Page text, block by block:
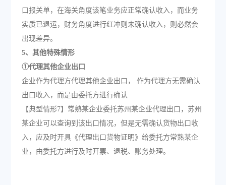
口报关单，在海关角度该笔业务应正常确认收入，而业务
实质已退运，财务角度进行红冲则未确认收入，则必然会
出现差异。
5、其他特殊情形
①代理其他企业出口
企业作为代理方代理其他企业出口， 作为代理方无需确认
出口收入，而是由委托方进行确认
【典型情形7】常熟某企业委托苏州某企业代理出口，苏州
某企业可以查询到该出口情况，但是无需确认货物出口收
入，应及时开具《代理出口货物证明》给委托方常熟某企
业，由委托方进行及时开票、退税、账务处理。